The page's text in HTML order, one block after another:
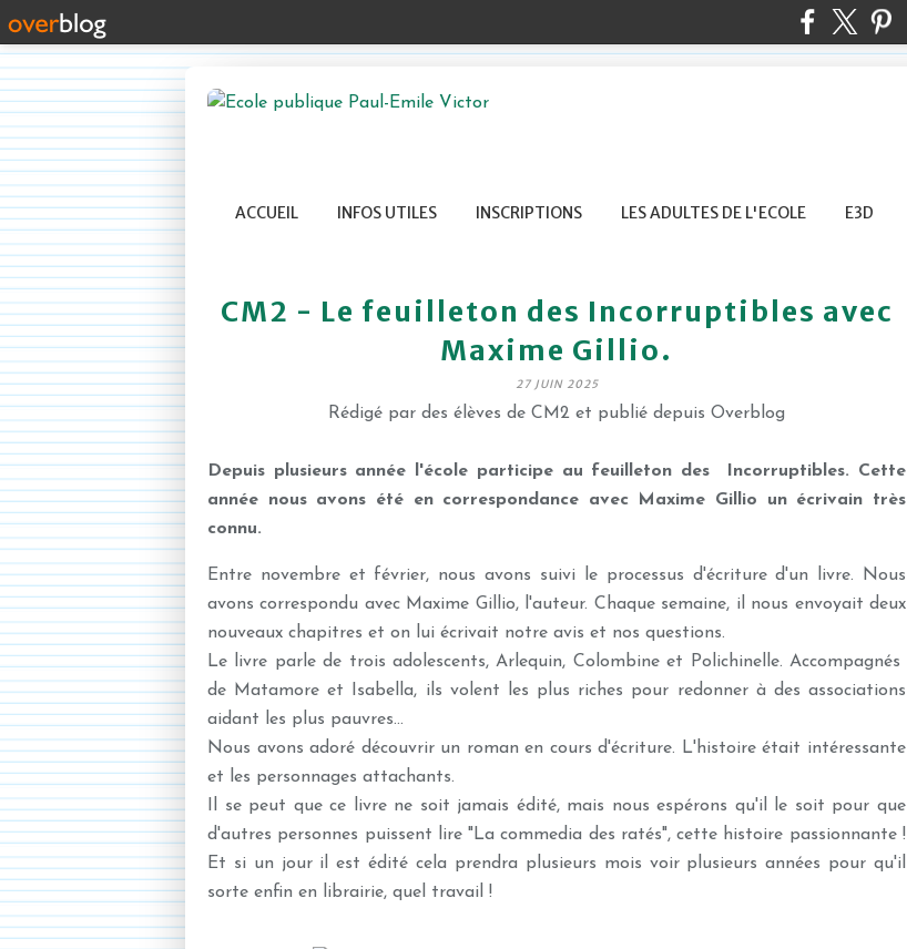
ACCUEIL INFOS UTILES INSCRIPTIONS LES ADULTES DE L'ECOLE E3D
CM2 - Le feuilleton des Incorruptibles avec
Maxime Gillio.
27 JUIN 2025
Rédigé par des élèves de CM2 et publié depuis Overblog
Depuis plusieurs année l'école participe au feuilleton des Incorruptibles. Cette
année nous avons été en correspondance avec Maxime Gillio un écrivain très
connu.
Entre novembre et février, nous avons suivi le processus d'écriture d'un livre. Nous
avons correspondu avec Maxime Gillio, l'auteur. Chaque semaine, il nous envoyait deux
nouveaux chapitres et on lui écrivait notre avis et nos questions.
Le livre parle de trois adolescents, Arlequin, Colombine et Polichinelle. Accompagnés
de Matamore et Isabella, ils volent les plus riches pour redonner à des associations
aidant les plus pauvres...
Nous avons adoré découvrir un roman en cours d'écriture. L'histoire était intéressante
et les personnages attachants.
Il se peut que ce livre ne soit jamais édité, mais nous espérons qu'il le soit pour que
d'autres personnes puissent lire "La commedia des ratés", cette histoire passionnante !
Et si un jour il est édité cela prendra plusieurs mois voir plusieurs années pour qu'il
sorte enfin en librairie, quel travail !